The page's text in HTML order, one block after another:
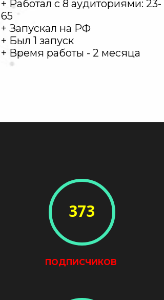
+ Работал с 8 аудиториями: 23-
65
+ Запускал на РФ
+ Был 1 запуск
+ Время работы - 2 месяца
ПОДПИСЧИКОВ
373